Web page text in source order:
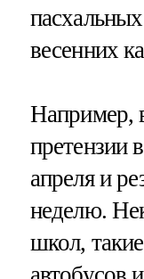
весенних
Например,
претензии
апреля и
неделю.
школ,